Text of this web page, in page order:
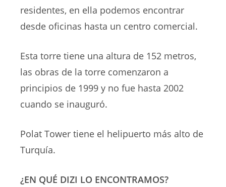
residentes, en ella podemos encontrar
desde oficinas hasta un centro comercial.
Esta torre tiene una altura de 152 metros,
las obras de la torre comenzaron a
principios de 1999 y no fue hasta 2002
cuando se inauguró.
Polat Tower tiene el helipuerto más alto de
Turquía.
¿EN QUÉ DIZI LO ENCONTRAMOS?